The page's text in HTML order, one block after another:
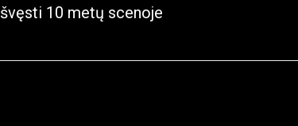
švęsti 10 metų scenoje